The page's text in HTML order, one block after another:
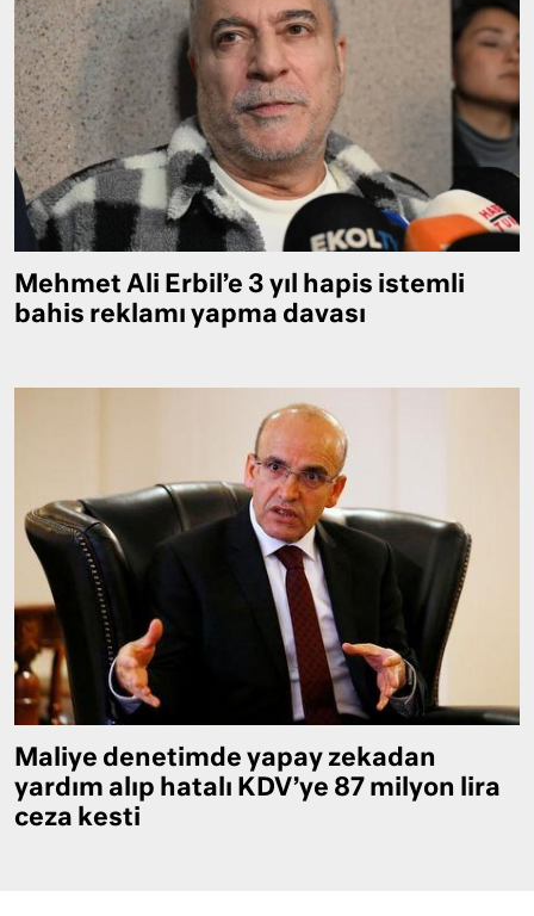
Mehmet Ali Erbil’e 3 yıl hapis istemli
bahis reklamı yapma davası
Maliye denetimde yapay zekadan
yardım alıp hatalı KDV’ye 87 milyon lira
ceza kesti